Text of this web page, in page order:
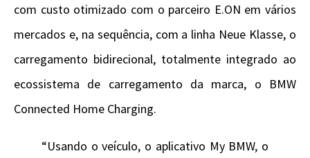
com custo otimizado com o parceiro E.ON em vários
mercados e, na sequência, com a linha Neue Klasse, o
carregamento bidirecional, totalmente integrado ao
ecossistema de carregamento da marca, o BMW
Connected Home Charging.
“Usando o veículo, o aplicativo My BMW, o